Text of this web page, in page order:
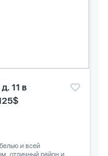
11 в
и всей
,отличный район и